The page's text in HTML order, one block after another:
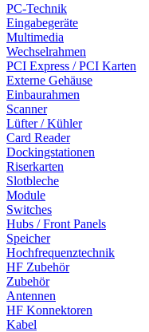
PC-Technik
Eingabegeräte
Multimedia
Wechselrahmen
PCI Express / PCI Karten
Externe Gehäuse
Einbaurahmen
Scanner
Lüfter / Kühler
Card Reader
Dockingstationen
Riserkarten
Slotbleche
Module
Switches
Hubs / Front Panels
Speicher
Hochfrequenztechnik
HF Zubehör
Zubehör
Antennen
HF Konnektoren
Kabel